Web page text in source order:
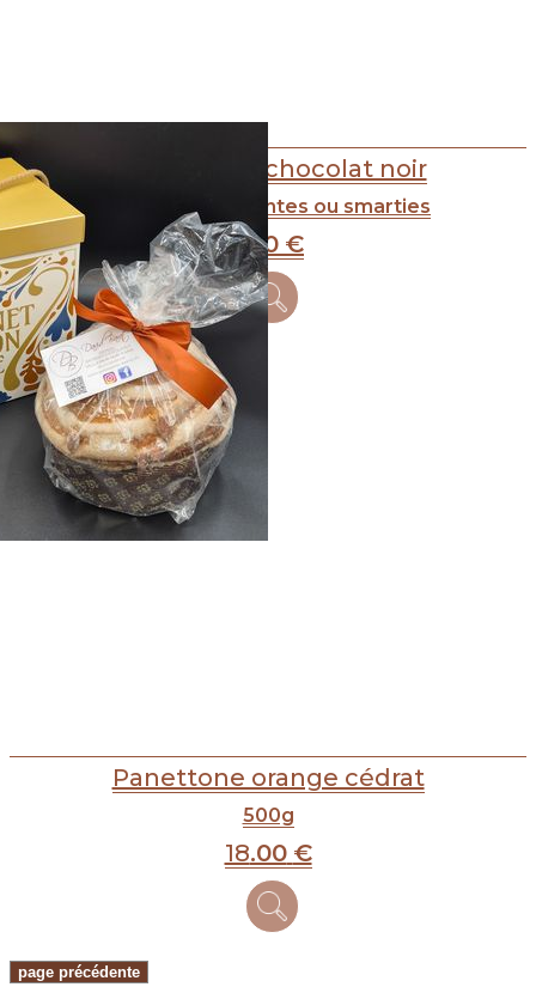
Sucettes au chocolat noir
Perles croustillantes ou smarties
1.90 €
Panettone orange cédrat
500g
18.00 €